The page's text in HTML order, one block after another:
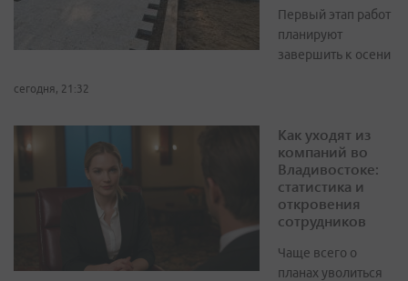
Первый этап работ
планируют
завершить к осени
сегодня, 21:32
Как уходят из
компаний во
Владивостоке:
статистика и
откровения
сотрудников
Чаще всего о
планах уволиться